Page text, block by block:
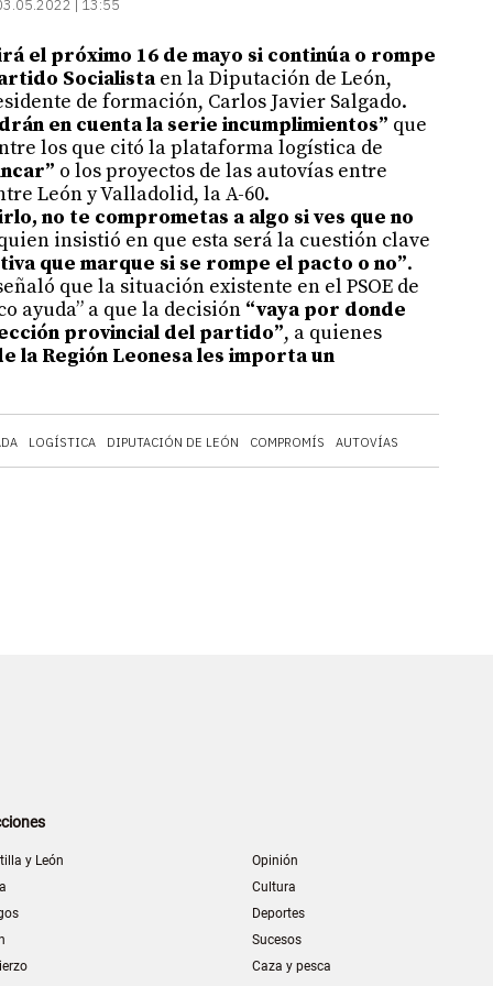
| 13:55
LOGÍSTICA DIPUTACIÓN DE LEÓN COMPROMÍS AUTOVÍAS
el próximo 16 de mayo si continúa o rompe
Socialistaen la Diputación de León,
de formación, Carlos Javier Salgado.
en cuenta la serie incumplimientos” que
los que citó la plataforma logística de
o los proyectos de las autovías entre
León y Valladolid, la A-60.
no te comprometas a algo si ves que no
insistió en que esta será la cuestión clave
que marque si se rompe el pacto o no”.
que la situación existente en el PSOE de
ayuda” a que la decisión “vaya por donde
provincial del partido”, a quienes
la Región Leonesa les importa un
y León
Opinión
Cultura
Deportes
Sucesos
Caza y pesca